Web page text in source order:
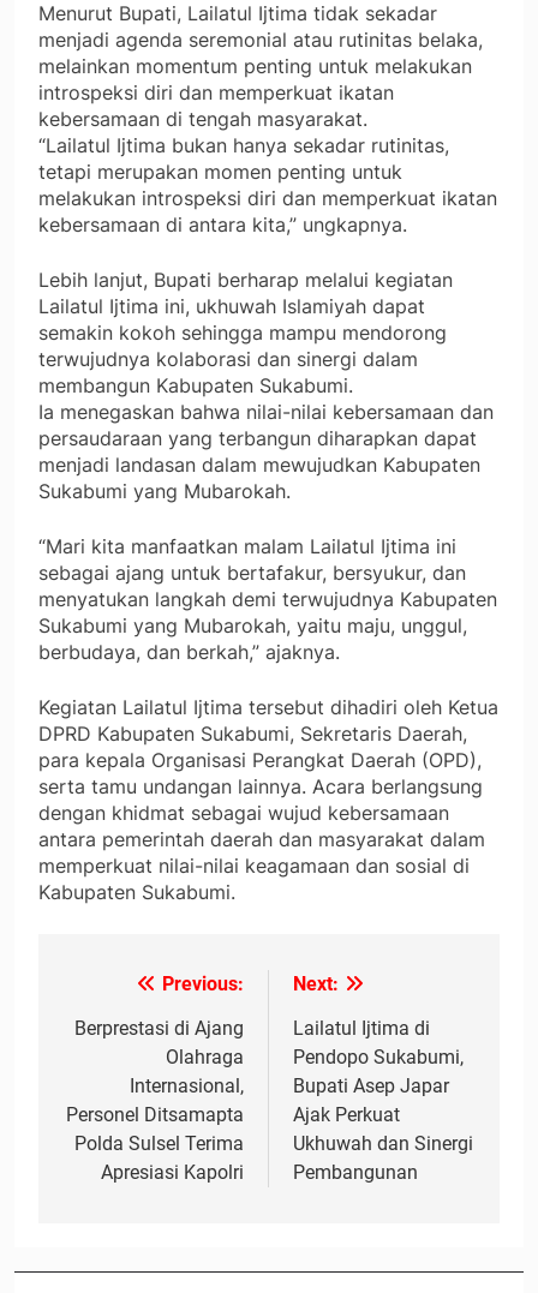
Menurut Bupati, Lailatul Ijtima tidak sekadar
menjadi agenda seremonial atau rutinitas belaka,
melainkan momentum penting untuk melakukan
introspeksi diri dan memperkuat ikatan
kebersamaan di tengah masyarakat.
“Lailatul Ijtima bukan hanya sekadar rutinitas,
tetapi merupakan momen penting untuk
melakukan introspeksi diri dan memperkuat ikatan
kebersamaan di antara kita,” ungkapnya.
Lebih lanjut, Bupati berharap melalui kegiatan
Lailatul Ijtima ini, ukhuwah Islamiyah dapat
semakin kokoh sehingga mampu mendorong
terwujudnya kolaborasi dan sinergi dalam
membangun Kabupaten Sukabumi.
Ia menegaskan bahwa nilai-nilai kebersamaan dan
persaudaraan yang terbangun diharapkan dapat
menjadi landasan dalam mewujudkan Kabupaten
Sukabumi yang Mubarokah.
“Mari kita manfaatkan malam Lailatul Ijtima ini
sebagai ajang untuk bertafakur, bersyukur, dan
menyatukan langkah demi terwujudnya Kabupaten
Sukabumi yang Mubarokah, yaitu maju, unggul,
berbudaya, dan berkah,” ajaknya.
Kegiatan Lailatul Ijtima tersebut dihadiri oleh Ketua
DPRD Kabupaten Sukabumi, Sekretaris Daerah,
para kepala Organisasi Perangkat Daerah (OPD),
serta tamu undangan lainnya. Acara berlangsung
dengan khidmat sebagai wujud kebersamaan
antara pemerintah daerah dan masyarakat dalam
memperkuat nilai-nilai keagamaan dan sosial di
Kabupaten Sukabumi.
Navigasi
pos
Previous:
Berprestasi di Ajang
Olahraga
Internasional,
Personel Ditsamapta
Polda Sulsel Terima
Apresiasi Kapolri
Next:
Lailatul Ijtima di
Pendopo Sukabumi,
Bupati Asep Japar
Ajak Perkuat
Ukhuwah dan Sinergi
Pembangunan